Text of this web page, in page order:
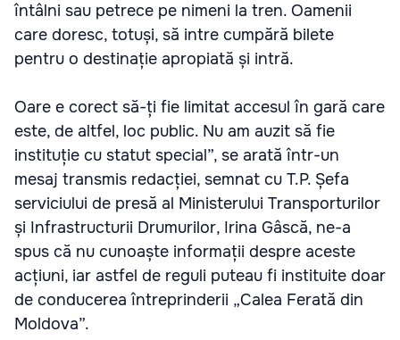
întâlni sau petrece pe nimeni la tren. Oamenii
care doresc, totuși, să intre cumpără bilete
pentru o destinație apropiată și intră.
Oare e corect să-ți fie limitat accesul în gară care
este, de altfel, loc public. Nu am auzit să fie
instituție cu statut special”, se arată într-un
mesaj transmis redacției, semnat cu T.P. Șefa
serviciului de presă al Ministerului Transporturilor
și Infrastructurii Drumurilor, Irina Gâscă, ne-a
spus că nu cunoaște informații despre aceste
acțiuni, iar astfel de reguli puteau fi instituite doar
de conducerea întreprinderii „Calea Ferată din
Moldova”.